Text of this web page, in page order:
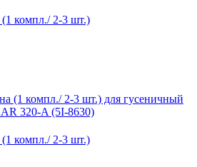
компл./ 2-3 шт.)
компл./ 2-3 шт.)